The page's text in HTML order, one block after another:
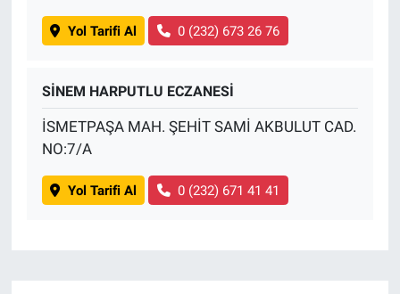
Yol Tarifi Al 0 (232) 673 26 76
SİNEM HARPUTLU ECZANESİ
İSMETPAŞA MAH. ŞEHİT SAMİ AKBULUT CAD.
NO:7/A
Yol Tarifi Al 0 (232) 671 41 41